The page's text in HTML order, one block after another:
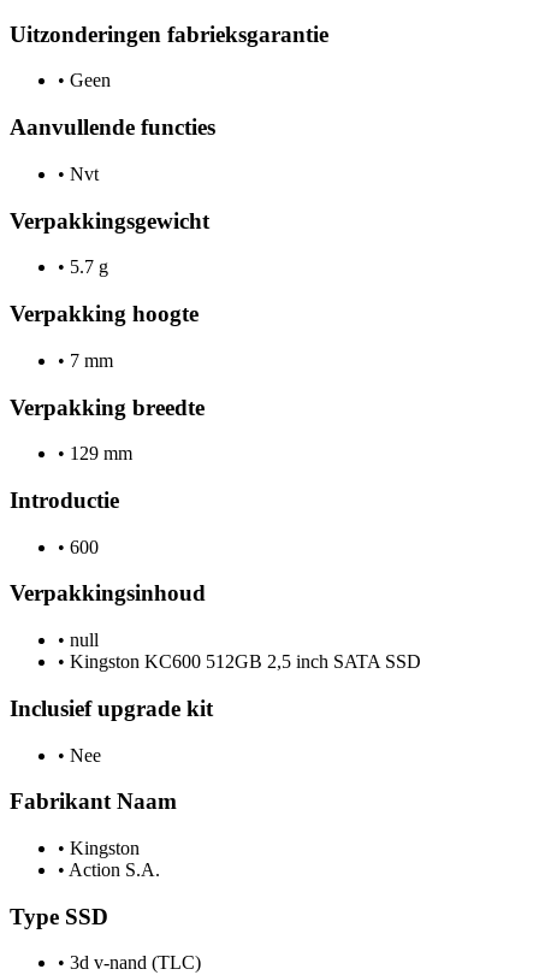
Uitzonderingen fabrieksgarantie
• Geen
Aanvullende functies
• Nvt
Verpakkingsgewicht
• 5.7 g
Verpakking hoogte
• 7 mm
Verpakking breedte
• 129 mm
Introductie
• 600
Verpakkingsinhoud
• null
• Kingston KC600 512GB 2,5 inch SATA SSD
Inclusief upgrade kit
• Nee
Fabrikant Naam
• Kingston
• Action S.A.
Type SSD
• 3d v-nand (TLC)